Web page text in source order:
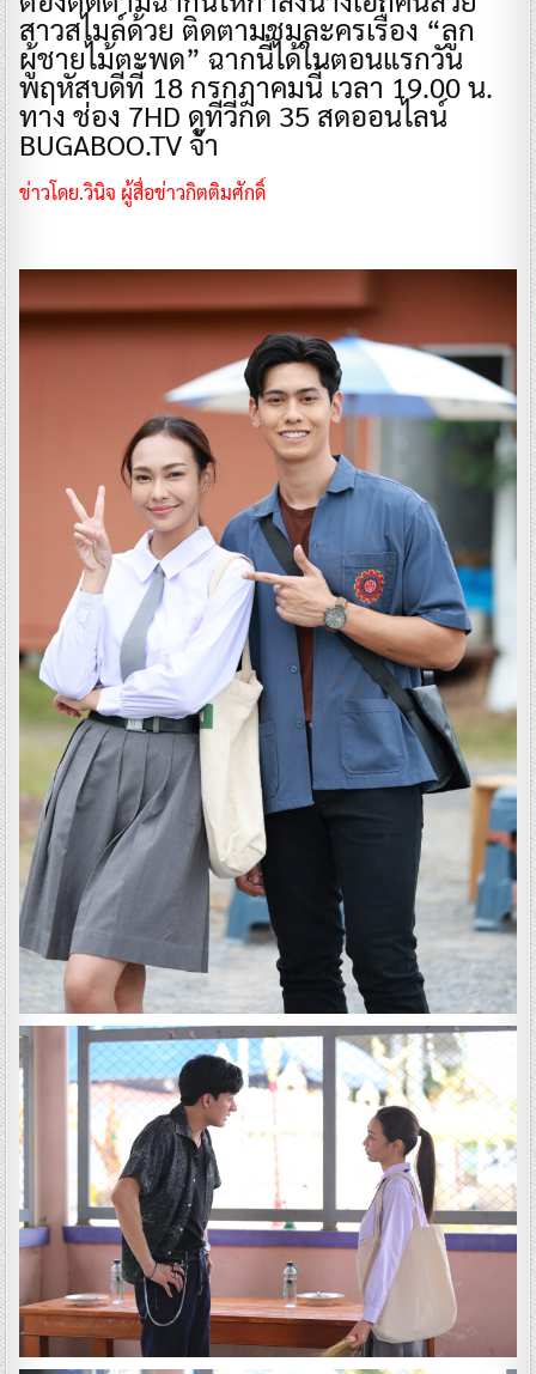
สาวสไมล์ด้วย ติดตามชมละครเรื่อง “ลูก
ผู้ชายไม้ตะพด” ฉากนี้ได้ในตอนแรกวัน
พฤหัสบดีที่ 18 กรกฎาคมนี้ เวลา 19.00 น.
ทาง ช่อง 7HD ดูทีวีกด 35 สดออนไลน์
BUGABOO.TV จ้า
ข่าวโดย.วินิจ ผู้สื่อข่าวกิตติมศักดิ์